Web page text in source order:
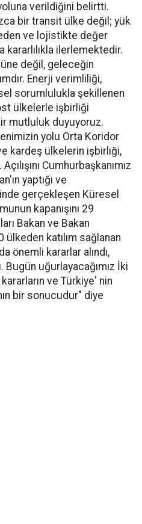
verildiğini belirtti.
bir transit ülke değil; yük
eden ve lojistikte değer
ilerlemektedir.
değil, geleceğin
Enerji verimliliği,
sorumlulukla şekillenen
ülkelerle işbirliği
mutluluk duyuyoruz.
yolu Orta Koridor
kardeş ülkelerin işbirliği,
Cumhurbaşkanımız
yaptığı ve
gerçekleşen Küresel
kapanışını 29
Bakan ve Bakan
ülkeden katılım sağlanan
önemli kararlar alındı,
Bugün uğurlayacağımız İki
ve Türkiye' nin
bir sonucudur" diye